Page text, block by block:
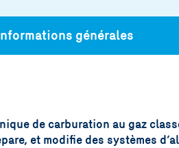
générales
de carburation au gaz
et modifie des systèmes